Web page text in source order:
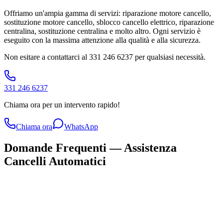
Offriamo un'ampia gamma di servizi: riparazione motore cancello,
sostituzione motore cancello, sblocco cancello elettrico, riparazione
centralina, sostituzione centralina e molto altro. Ogni servizio è
eseguito con la massima attenzione alla qualità e alla sicurezza.
Non esitare a contattarci al 331 246 6237 per qualsiasi necessità.
331 246 6237
Chiama ora per un intervento rapido!
Chiama ora WhatsApp
Domande Frequenti —Assistenza
Cancelli Automatici